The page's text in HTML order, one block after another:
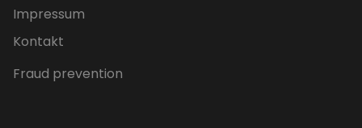
Impressum
Kontakt
Fraud prevention